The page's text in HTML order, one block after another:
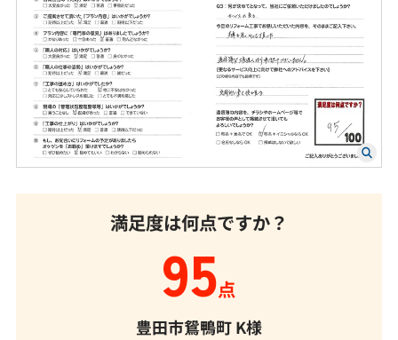
満足度は何点ですか？
95点
豊田市鴛鴨町K様